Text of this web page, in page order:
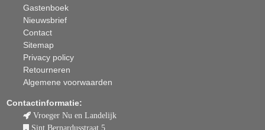
Gastenboek
Nieuwsbrief
Contact
Sitemap
Privacy policy
Retourneren
Algemene voorwaarden
Contactinformatie:
Vroeger Nu en Landelijk
Sint Bernardusstraat 5